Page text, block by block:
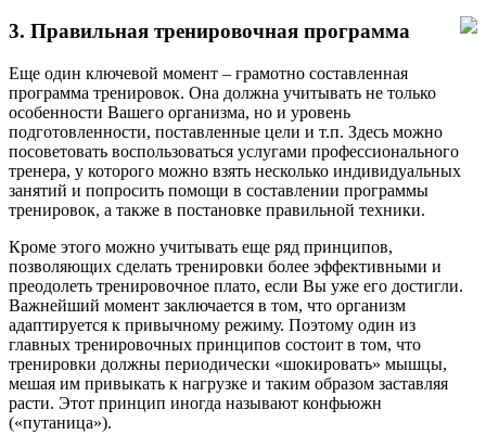
3. Правильная тренировочная программа
Еще один ключевой момент – грамотно составленная
программа тренировок. Она должна учитывать не только
особенности Вашего организма, но и уровень
подготовленности, поставленные цели и т.п. Здесь можно
посоветовать воспользоваться услугами профессионального
тренера, у которого можно взять несколько индивидуальных
занятий и попросить помощи в составлении программы
тренировок, а также в постановке правильной техники.
Кроме этого можно учитывать еще ряд принципов,
позволяющих сделать тренировки более эффективными и
преодолеть тренировочное плато, если Вы уже его достигли.
Важнейший момент заключается в том, что организм
адаптируется к привычному режиму. Поэтому один из
главных тренировочных принципов состоит в том, что
тренировки должны периодически «шокировать» мышцы,
мешая им привыкать к нагрузке и таким образом заставляя
расти. Этот принцип иногда называют конфьюжн
(«путаница»).